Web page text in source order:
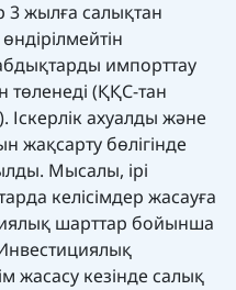
3 жылға салықтан
импорттау
төленеді (ҚҚС-тан
Іскерлік ахуалды және
жақсарту бөлігінде
Мысалы, ірі
келісімдер жасауға
шарттар бойынша
Инвестициялық
жасасу кезінде салық